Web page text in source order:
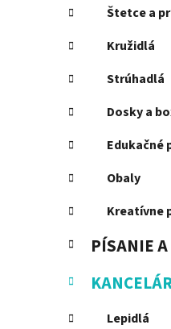
n
e
e
Štetce a
Kružidlá
Strúhadlá
Dosky a
Edukačné
Obaly
Kreatívne
PÍSANIE
Lepidlá